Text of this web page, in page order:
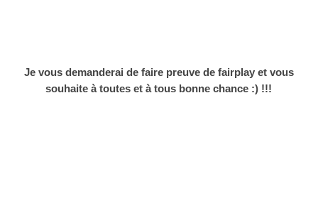
Je vous demanderai de faire preuve de fairplay et vous
souhaite à toutes et à tous bonne chance :) !!!